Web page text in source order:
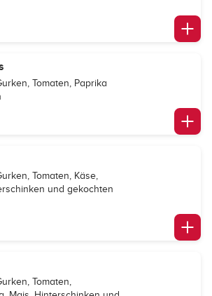
Tomaten, Paprika
Tomaten, Käse,
und gekochten
Tomaten,